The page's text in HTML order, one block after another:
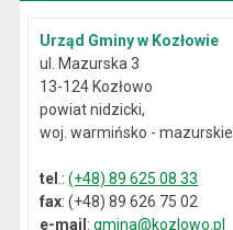
Urząd Gminy w Kozłowie
ul. Mazurska 3
13-124 Kozłowo
powiat nidzicki,
woj. warmińsko - mazurskie
tel .:(+48) 89 625 08 33
fax: (+48) 89 626 75 02
e-mail:gmina@kozlowo.pl